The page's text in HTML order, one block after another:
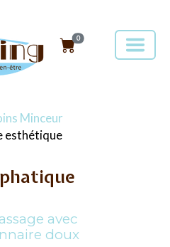
0
Minceur
esthétique
avec
doux